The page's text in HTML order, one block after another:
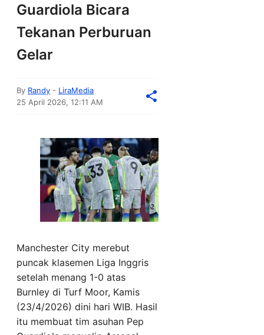
Guardiola Bicara
Tekanan Perburuan
Gelar
By Randy - LiraMedia
25 April 2026, 12:11 AM
Manchester City merebut
puncak klasemen Liga Inggris
setelah menang 1-0 atas
Burnley di Turf Moor, Kamis
(23/4/2026) dini hari WIB. Hasil
itu membuat tim asuhan Pep